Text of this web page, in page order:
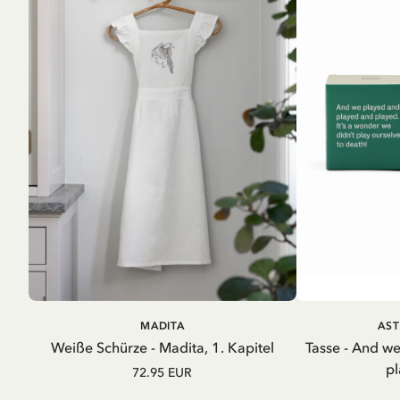
IN DEN WARENKORB
Weiße Schürze - Madita, 1. Kapitel
MADITA
72.95 EUR
IN
Tasse - And